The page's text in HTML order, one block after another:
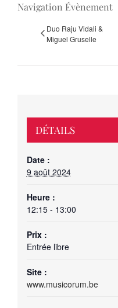
Navigation Évènement
Duo Raju Vidali &
Miguel Gruselle
DÉTAILS
Date :
9 août 2024
Heure :
12:15 - 13:00
Prix :
Entrée libre
Site :
www.musicorum.be